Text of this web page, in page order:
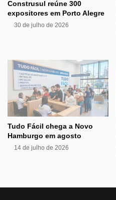
Construsul reúne 300
expositores em Porto Alegre
30 de julho de 2026
Tudo Fácil chega a Novo
Hamburgo em agosto
14 de julho de 2026